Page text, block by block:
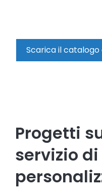
Scarica il catalogo
Progetti
servizio di